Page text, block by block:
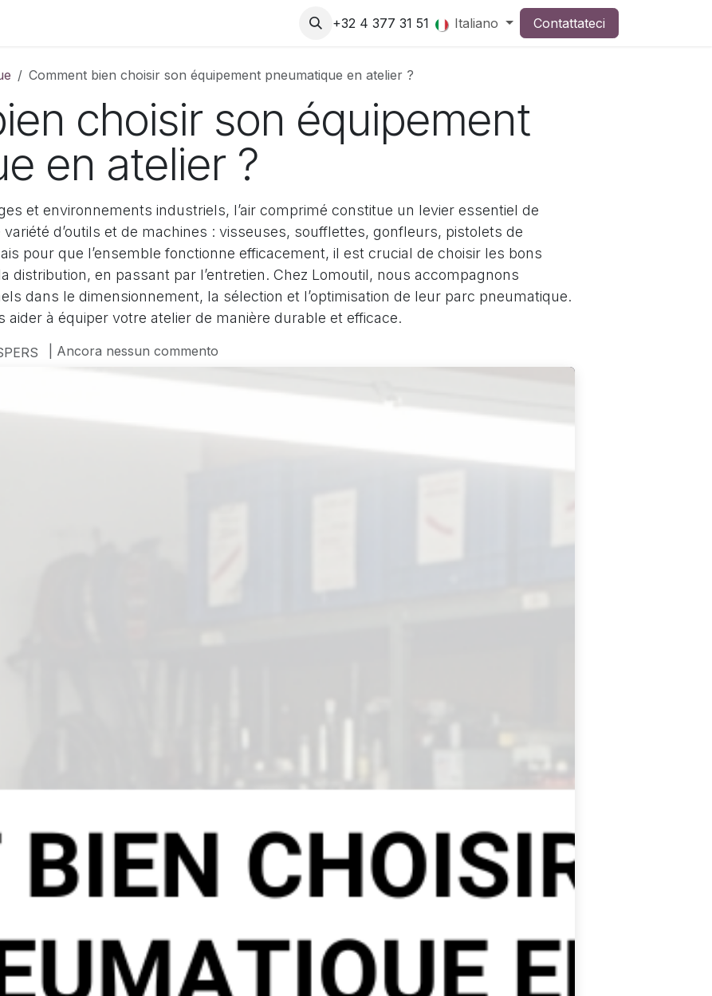
+32 4 377 31 51 Italiano Contattateci
Comment bien choisir son équipement pneumatique en atelier ?
choisir son équipement
en atelier ?
et environnements industriels, l’air comprimé constitue un levier essentiel de
d’outils et de machines : visseuses, soufflettes, gonfleurs, pistolets de
pour que l’ensemble fonctionne efficacement, il est crucial de choisir les bons
distribution, en passant par l’entretien. Chez Lomoutil, nous accompagnons
dans le dimensionnement, la sélection et l’optimisation de leur parc pneumatique.
aider à équiper votre atelier de manière durable et efficace.
| Ancora nessun commento